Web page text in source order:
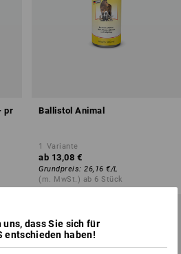
pr
Ballistol Animal
1 Variante
ab 13,08 €
Grundpreis: 26,16 €/L
(m. MwSt.) ab 6 Stück
uns, dass Sie sich für
entschieden haben!